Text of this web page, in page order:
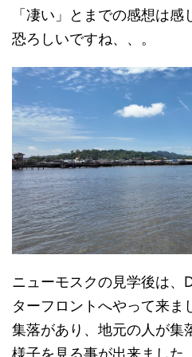
「凄い」とまでの感想は
恐ろしいですね、、。
ニューモスクの見学後は
ターフロントへやって来ま
集落があり、地元の人が集
様子を見る事が出来ました